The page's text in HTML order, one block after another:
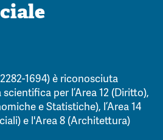
1694) è riconosciuta
per l’Area 12 (Diritto),
e Statistiche), l’Area 14
e l'Area 8 (Architettura)